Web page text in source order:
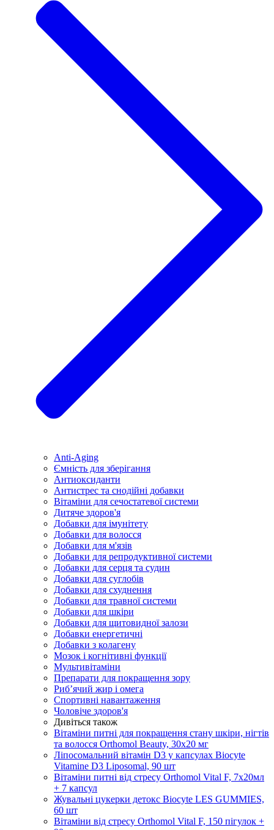
Anti-Aging
Ємність для зберігання
Антиоксиданти
Антистрес та снодійні добавки
Вітаміни для сечостатевої системи
Дитяче здоров'я
Добавки для імунітету
Добавки для волосся
Добавки для м'язів
Добавки для репродуктивної системи
Добавки для серця та судин
Добавки для суглобів
Добавки для схуднення
Добавки для травної системи
Добавки для шкіри
Добавки для щитовидної залози
Добавки енергетичні
Добавки з колагену
Мозок і когнітивні функції
Мультивітаміни
Препарати для покращення зору
Риб’ячий жир і омега
Спортивні навантаження
Чоловіче здоров'я
Дивіться також
Вітаміни питні для покращення стану шкіри, нігтів
та волосся Orthomol Beauty, 30х20 мг
Ліпосомальний вітамін D3 у капсулах Biocyte
Vitamine D3 Liposomal, 90 шт
Вітаміни питні від стресу Orthomol Vital F, 7х20мл
+ 7 капсул
Жувальні цукерки детокс Biocyte LES GUMMIES,
60 шт
Вітаміни від стресу Orthomol Vital F, 150 пігулок +